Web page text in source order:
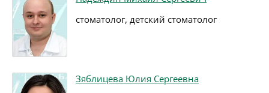
стоматолог, детский стоматолог
Зяблицева Юлия Сергеевна